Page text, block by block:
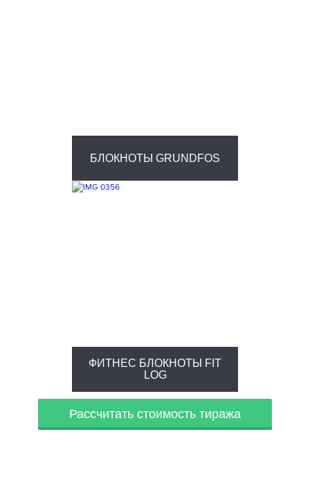
БЛОКНОТЫ GRUNDFOS
ФИТНЕС БЛОКНОТЫ FIT
LOG
Рассчитать стоимость тиража